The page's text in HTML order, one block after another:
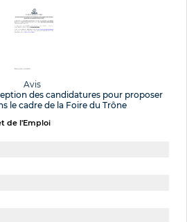
Avis
des candidatures pour proposer
le cadre de la Foire du Trône
de l'Emploi